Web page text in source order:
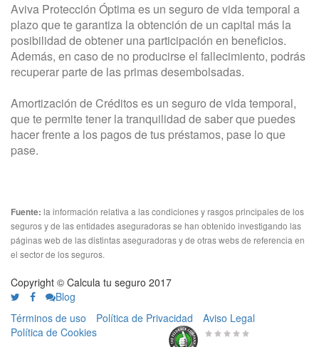
Aviva Protección Óptima es un seguro de vida temporal a
plazo que te garantiza la obtención de un capital más la
posibilidad de obtener una participación en beneficios.
Además, en caso de no producirse el fallecimiento, podrás
recuperar parte de las primas desembolsadas.
Amortización de Créditos es un seguro de vida temporal,
que te permite tener la tranquilidad de saber que puedes
hacer frente a los pagos de tus préstamos, pase lo que
pase.
Fuente: la información relativa a las condiciones y rasgos principales de los
seguros y de las entidades aseguradoras se han obtenido investigando las
páginas web de las distintas aseguradoras y de otras webs de referencia en
el sector de los seguros.
Copyright © Calcula tu seguro 2017
Blog
Términos de uso
Política de Privacidad
Aviso Legal
Política de Cookies